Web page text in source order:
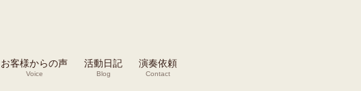
お客様からの声
Voice
活動日記
Blog
演奏依頼
Contact